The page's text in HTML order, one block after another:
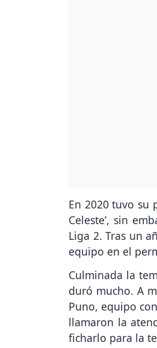
En 2020 tuvo su
Celeste’, sin
Liga 2. Tras un
equipo en el
Culminada la
duró mucho. A
Puno, equipo
llamaron la
ficharlo para la